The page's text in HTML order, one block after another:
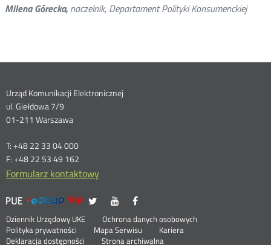
Milena Górecka,naczelnik, Departament Polityki Konsumenckiej
Dane
kontaktowe
Urząd Komunikacji Elektronicznej
ul. Giełdowa 7/9
01-211 Warszawa
T: +48 22 33 04 000
F: +48 22 53 49 162
Formularz kontaktowy
UKE
Serwisy
>Social
Media
UKE
portalu
Twitter
Otwórz
nowym
oknie
UKE
portalu
Youtube
Otwórz
nowym
oknie
portalu
Facebook
nowym
oknie
Menu
Dziennik Urzędowy UKE Otwórz
nowym
Ochrona danych osobowych
Polityka prywatności
Mapa Serwisu Kariera
Deklaracja dostępności Strona archiwalna